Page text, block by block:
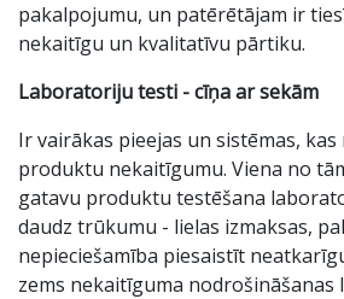
pakalpojumu, un patērētājam ir
nekaitīgu un kvalitatīvu pārtiku.
Laboratoriju testi - cīņa ar sekām
Ir vairākas pieejas un sistēmas,
produktu nekaitīgumu. Viena no
gatavu produktu testēšana
daudz trūkumu - lielas izmaksas,
nepieciešamība piesaistīt
zems nekaitīguma nodrošināšanas